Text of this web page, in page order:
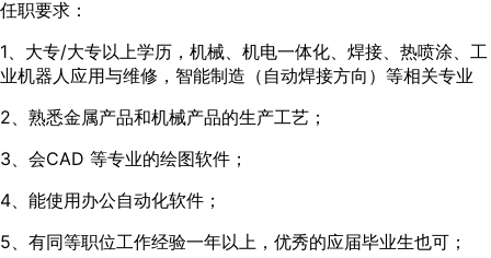
任职要求：
1、大专/大专以上学历，机械、机电一体化、焊接、热喷涂、工
业机器人应用与维修，智能制造（自动焊接方向）等相关专业
2、熟悉金属产品和机械产品的生产工艺；
3、会CAD 等专业的绘图软件；
4、能使用办公自动化软件；
5、有同等职位工作经验一年以上，优秀的应届毕业生也可；